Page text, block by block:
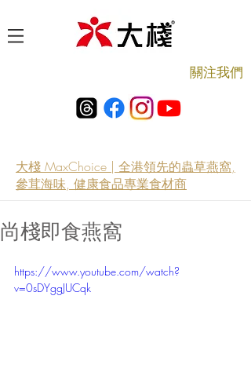
​關注我們
大棧 MaxChoice | 全港領先的蟲草燕窩,
參茸海味, 健康食品專業食材商
尚棧即食燕窩
https://www.youtube.com/watch?
v=0sDYggJUCqk